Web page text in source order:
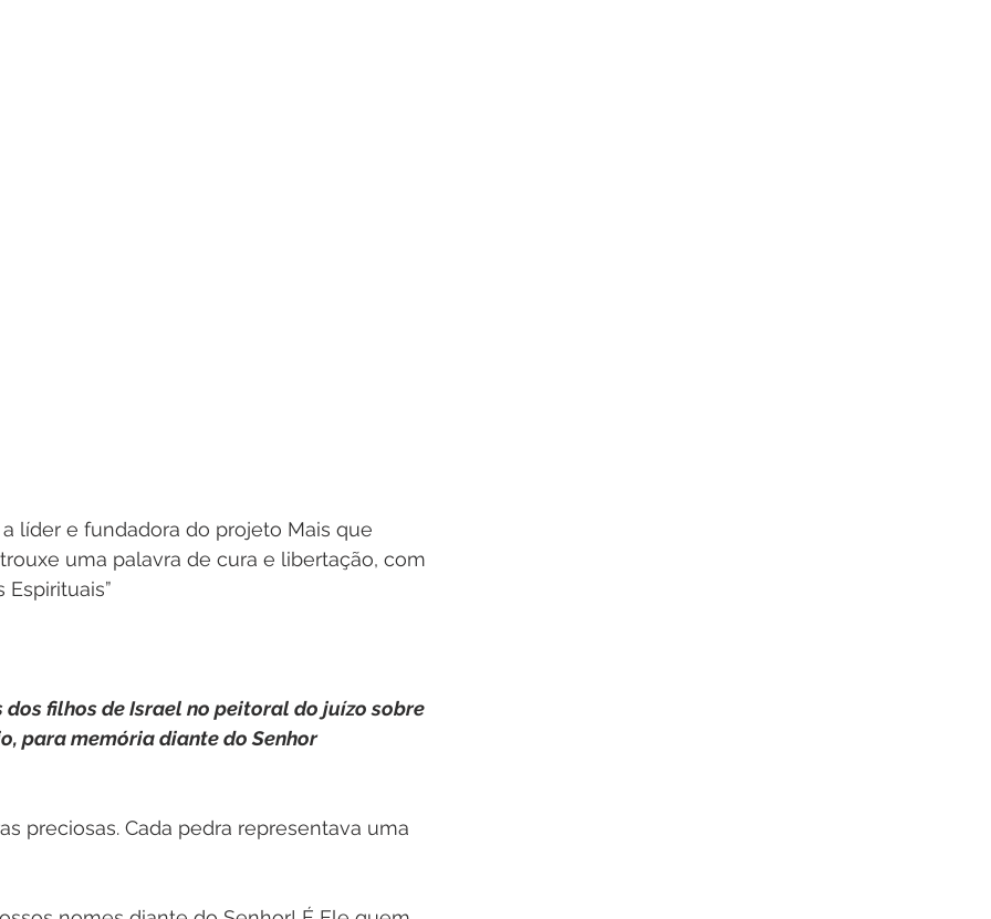
líder e fundadora do projeto Mais que
uma palavra de cura e libertação, com
dos filhos de Israel no peitoral do juízo sobre
para memória diante do Senhor
preciosas. Cada pedra representava uma